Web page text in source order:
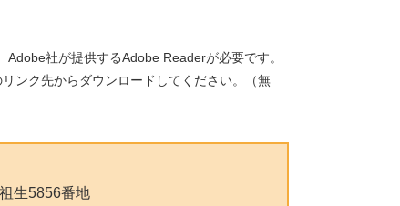
社が提供するAdobe Readerが必要です。
ンク先からダウンロードしてください。（無
生5856番地